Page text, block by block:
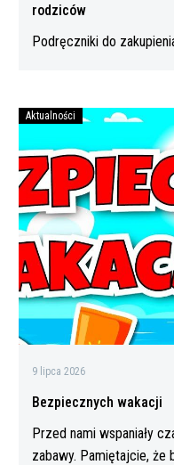
rodziców
Podręczniki do
Aktualności
9 lipca 2026
Bezpiecznych wakacji
Przed nami wspaniały
zabawy. Pamiętajcie,